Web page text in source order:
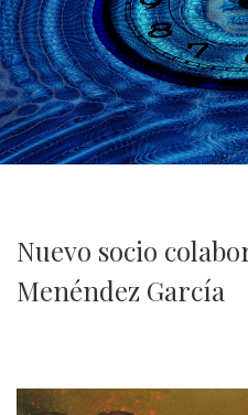
Nuevo socio
Menéndez García